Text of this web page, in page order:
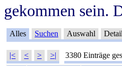
gekommen sein.
Alles Suchen Auswahl Detail
|< < > >| 3380 Einträge